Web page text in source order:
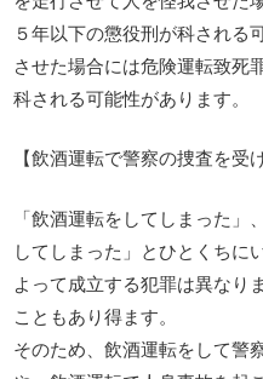
５年以下の懲役刑が科される
させた場合には危険運転致死
科される可能性があります。
【飲酒運転で警察の捜査を受
「飲酒運転をしてしまった」
してしまった」とひとくちに
よって成立する犯罪は異なり
こともあり得ます。
そのため、飲酒運転をして警